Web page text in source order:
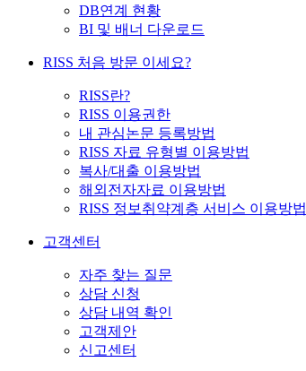
DB연계 현황
BI 및 배너 다운로드
RISS 처음 방문 이세요?
RISS란?
RISS 이용권한
내 관심논문 등록방법
RISS 자료 유형별 이용방법
복사/대출 이용방법
해외전자자료 이용방법
RISS 정보취약계층 서비스 이용방법
고객센터
자주 찾는 질문
상담 신청
상담 내역 확인
고객제안
신고센터